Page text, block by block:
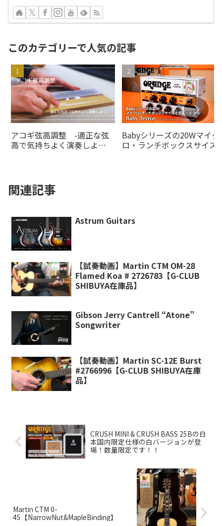
このカテゴリーで人気の記事
アコギ弦高調整 -適正な弦
高で気持ちよく演奏しよ
Babyシリーズの20Wマイク
ロ・ランチボックスサイズ
関連記事
Astrum Guitars
【試奏動画】Martin CTM OM-28
Flamed Koa # 2726783【G-CLUB
SHIBUYA在庫品】
Gibson Jerry Cantrell “Atone”
Songwriter
【試奏動画】Martin SC-12E Burst
#2766996【G-CLUB SHIBUYA在庫
品】
Martin CTM 0-
45【NarrowNut&MapleBinding】
CRUSH MINI & CRUSH BASS 25Bの日
本国内限定仕様の白バージョンが登
場！数量限定です！！